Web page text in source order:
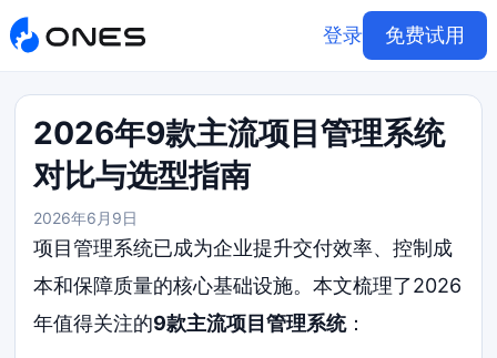
登录 免费试用
2026年9款主流项目管理系统
对比与选型指南
2026年6月9日
项目管理系统已成为企业提升交付效率、控制成
本和保障质量的核心基础设施。本文梳理了2026
年值得关注的9款主流项目管理系统：